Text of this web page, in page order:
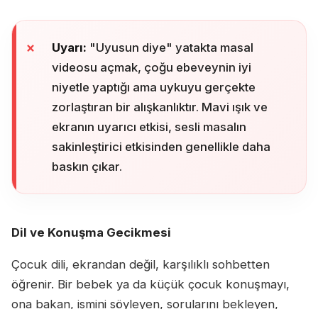
Uyarı: "Uyusun diye" yatakta masal
videosu açmak, çoğu ebeveynin iyi
niyetle yaptığı ama uykuyu gerçekte
zorlaştıran bir alışkanlıktır. Mavi ışık ve
ekranın uyarıcı etkisi, sesli masalın
sakinleştirici etkisinden genellikle daha
baskın çıkar.
Dil ve Konuşma Gecikmesi
Çocuk dili, ekrandan değil, karşılıklı sohbetten
öğrenir. Bir bebek ya da küçük çocuk konuşmayı,
ona bakan, ismini söyleyen, sorularını bekleyen,